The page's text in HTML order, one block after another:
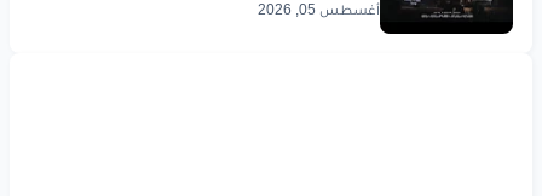
أغسطس 05, 2026